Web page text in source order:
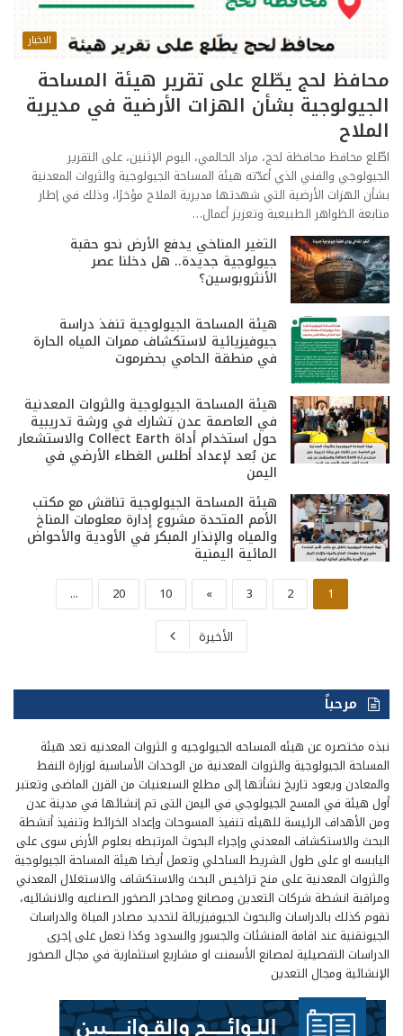
الاخبار
محافظ لحج يطّلع على تقرير هيئة المساحة
الجيولوجية بشأن الهزات الأرضية في مديرية
الملاح
اطّلع محافظ محافظة لحج، مراد الحالمي، اليوم الإثنين، على التقرير
الجيولوجي والفني الذي أعدّته هيئة المساحة الجيولوجية والثروات المعدنية
بشأن الهزات الأرضية التي شهدتها مديرية الملاح مؤخرًا، وذلك في إطار
متابعة الظواهر الطبيعية وتعزيز أعمال…
التغير المناخي يدفع الأرض نحو حقبة
جيولوجية جديدة.. هل دخلنا عصر
الأنثروبوسين؟
هيئة المساحة الجيولوجية تنفذ دراسة
جيوفيزيائية لاستكشاف ممرات المياه الحارة
في منطقة الحامي بحضرموت
هيئة المساحة الجيولوجية والثروات المعدنية
في العاصمة عدن تشارك في ورشة تدريبية
حول استخدام أداة Collect Earth والاستشعار
عن بُعد لإعداد أطلس الغطاء الأرضي في
اليمن
هيئة المساحة الجيولوجية تناقش مع مكتب
الأمم المتحدة مشروع إدارة معلومات المناخ
والمياه والإنذار المبكر في الأودية والأحواض
المائية اليمنية
1
2
3
»
10
20
...
الأخيرة
مرحباً
نبذه مختصره عن هيئه المساحه الجيولوجيه و الثروات المعدنيه تعد هيئة
المساحة الجيولوجية والثروات المعدنية من الوحدات الأساسية لوزارة النفط
والمعادن ويعود تاريخ نشأتها إلى مطلع السبعنيات من القرن الماضى وتعتبر
أول هيئة في المسح الجيولوجي في اليمن التى تم إنشائها في مدينة عدن
ومن الأهداف الرئيسة للهيئه تنفيذ المسوحات وإعداد الخرائط وتنفيذ أنشطة
البحث والاستكشاف المعدني وإجراء البحوث المرتبطه بعلوم الأرض سوى على
اليابسه او على طول الشريط الساحلي وتعمل أيضا هيئة المساحة الجيولوجية
والثروات المعدنية على منح تراخيص البحث والاستكشاف والاستغلال المعدني
ومراقبة انشطة شركات التعدين ومصانع ومحاجر الصخور الصناعيه والانشائيه،
تقوم كذلك بالدراسات والبحوث الجيوفيزيائة لتحديد مصادر المياة والدراسات
الجيوتقنية عند اقامة المنشئات والجسور والسدود وكذا تعمل على إجرى
الدراسات التفصيلية لمصانع الأسمنت او مشاريع استثمارية في مجال الصخور
الإنشائية ومجال التعدين